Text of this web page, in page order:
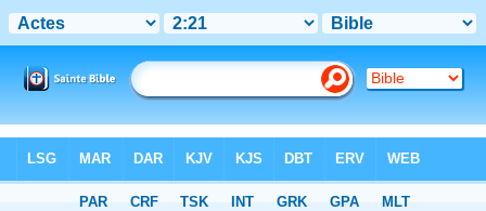
Chapitre 2> Verset 21